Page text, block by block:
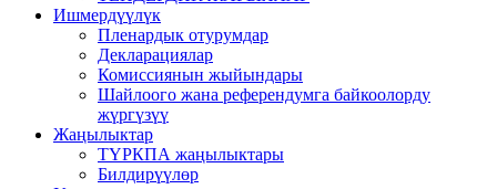
Ишмердүүлүк
Пленардык отурумдар
Декларациялар
Комиссиянын жыйындары
Шайлоого жана референдумга байкоолорду
жүргүзүү
Жаңылыктар
ТҮРКПА жаңылыктары
Билдирүүлөр